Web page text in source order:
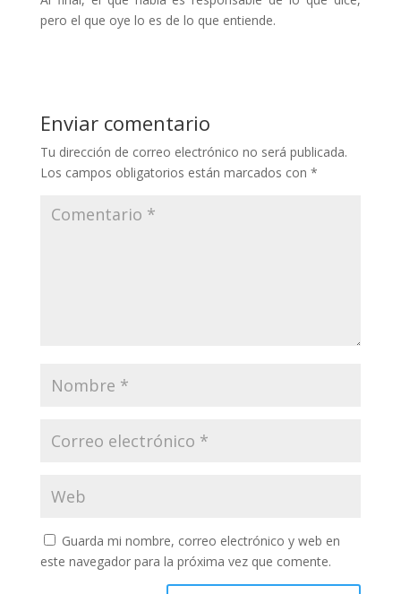
pero el que oye lo es de lo que entiende.
Enviar comentario
Tu dirección de correo electrónico no será publicada.
Los campos obligatorios están marcados con *
Guarda mi nombre, correo electrónico y web en
este navegador para la próxima vez que comente.